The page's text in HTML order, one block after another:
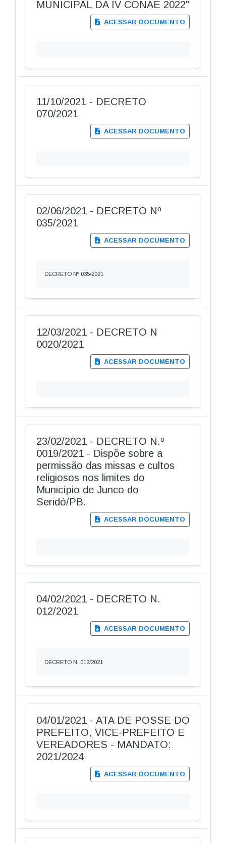
MUNICIPAL DA IV CONAE 2022"
ACESSAR DOCUMENTO
11/10/2021 - DECRETO
070/2021
ACESSAR DOCUMENTO
02/06/2021 - DECRETO Nº
035/2021
ACESSAR DOCUMENTO
DECRETO Nº 035/2021
12/03/2021 - DECRETO N
0020/2021
ACESSAR DOCUMENTO
23/02/2021 - DECRETO N.º
0019/2021 - Dispõe sobre a
permissão das missas e cultos
religiosos nos limites do
Município de Junco do
Seridó/PB.
ACESSAR DOCUMENTO
04/02/2021 - DECRETO N.
012/2021
ACESSAR DOCUMENTO
DECRETO N. 012/2021
04/01/2021 - ATA DE POSSE DO
PREFEITO, VICE-PREFEITO E
VEREADORES - MANDATO:
2021/2024
ACESSAR DOCUMENTO